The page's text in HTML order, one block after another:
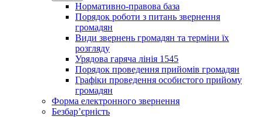
Нормативно-правова база
Порядок роботи з питань звернення
громадян
Види звернень громадян та терміни їх
розгляду
Урядова гаряча лінія 1545
Порядок проведення прийомів громадян
Графіки проведення особистого прийому
громадян
Форма електронного звернення
Безбар’єрність